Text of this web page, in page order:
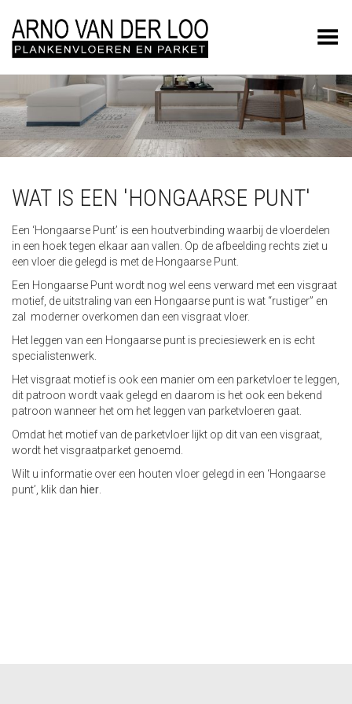
Toggle Menu
WAT IS EEN 'HONGAARSE PUNT'
Een ‘Hongaarse Punt’ is een houtverbinding waarbij de vloerdelen
in een hoek tegen elkaar aan vallen. Op de afbeelding rechts ziet u
een vloer die gelegd is met de Hongaarse Punt.
Een Hongaarse Punt wordt nog wel eens verward met een visgraat
motief, de uitstraling van een Hongaarse punt is wat “rustiger” en
zal moderner overkomen dan een visgraat vloer.
Het leggen van een Hongaarse punt is preciesiewerk en is echt
specialistenwerk.
Het visgraat motief is ook een manier om een parketvloer te leggen,
dit patroon wordt vaak gelegd en daarom is het ook een bekend
patroon wanneer het om het leggen van parketvloeren gaat.
Omdat het motief van de parketvloer lijkt op dit van een visgraat,
wordt het visgraatparket genoemd.
Wilt u informatie over een houten vloer gelegd in een ‘Hongaarse
punt’, klik dan hier